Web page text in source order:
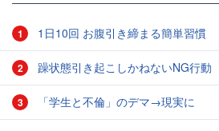
1 1日10回 お腹引き締まる簡単習慣
2 躁状態引き起こしかねないNG行動
3 「学生と不倫」のデマ→現実に